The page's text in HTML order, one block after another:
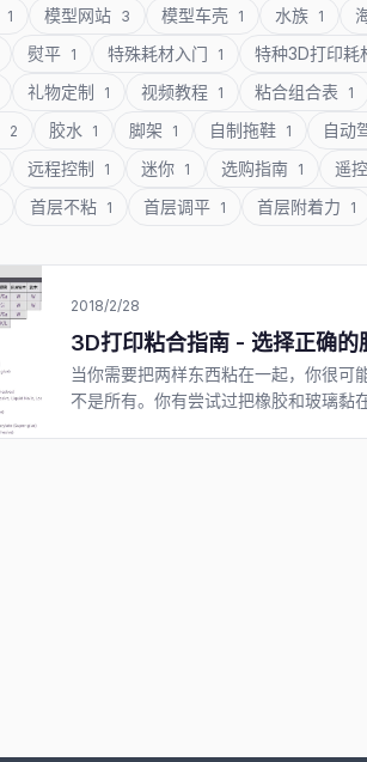
1 模型网站 3 模型车壳 1 水族 1
熨平 1 特殊耗材入门 1 特种3D打印耗
礼物定制 1 视频教程 1 粘合组合表 1
2 胶水 1 脚架 1 自制拖鞋 1 自动
远程控制 1 迷你 1 选购指南 1 遥控
首层不粘 1 首层调平 1 首层附着力 1
2018/2/28
3D打印粘合指南 - 选择正确的
当你需要把两样东西粘在一起，你很可
不是所有。你有尝试过把橡胶和玻璃黏